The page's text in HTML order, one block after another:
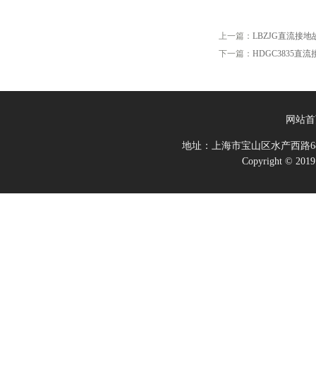
上一篇： LBZJG直流接地
下一篇： HDGC3835直流
网站
地址：上海市宝山区水产西路
Copyright ©